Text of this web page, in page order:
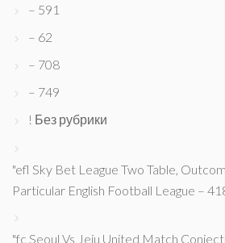
– 591
– 62
– 708
– 749
! Без рубрики
"efl Sky Bet League Two Table,
Particular English Football League –
"fc Seoul Vs Jeju United Match